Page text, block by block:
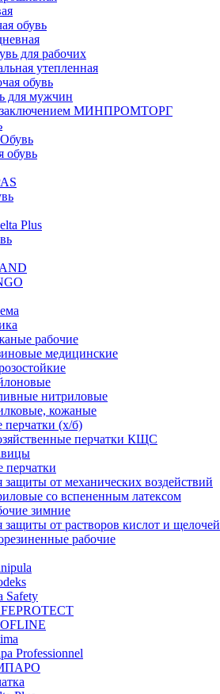
обувь
для рабочих
утепленная
обувь
для мужчин
заключением МИНПРОМТОРГ
обувь
Plus
рабочие
медицинские
нитриловые
кожаные
(х/б)
перчатки КЩС
перчатки
защиты от механических воздействий
со вспененным латексом
зимние
защиты от растворов кислот и щелочей
рабочие
Safety
Professionnel